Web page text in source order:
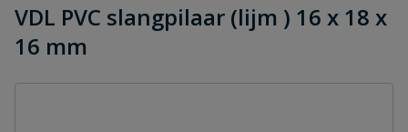
VDL PVC slangpilaar (lijm ) 16 x 18 x
16 mm